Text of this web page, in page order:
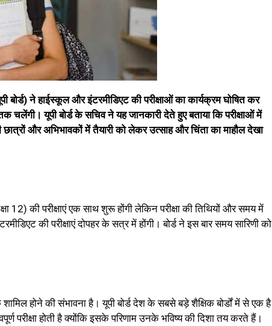
बोर्ड) ने हाईस्कूल और इंटरमीडिएट की परीक्षाओं का कार्यक्रम घोषित कर
यूपी बोर्ड के सचिव ने यह जानकारी देते हुए बताया कि परीक्षाओं में
छात्रों और अभिभावकों में तैयारी को लेकर उत्साह और चिंता का माहौल देखा
12) की परीक्षाएं एक साथ शुरू होंगी लेकिन परीक्षा की तिथियों और समय में
की परीक्षाएं दोपहर के सत्र में होंगी। बोर्ड ने इस बार समय सारिणी को
होने की संभावना है। यूपी बोर्ड देश के सबसे बड़े शैक्षिक बोर्डों में से एक है
परीक्षा होती है क्योंकि इसके परिणाम उनके भविष्य की दिशा तय करते हैं।